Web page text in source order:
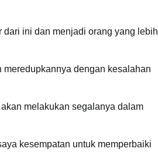
ini dan menjadi orang yang lebih
dengan kesalahan
melakukan segalanya dalam
kesempatan untuk memperbaiki